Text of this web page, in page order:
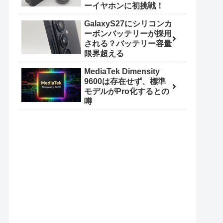
ーイヤホンに初挑戦！
GalaxyS27にシリコンカ
ーボンバッテリーが採用
される？バッテリー容量
限界超える
MediaTek Dimensity
9600は存在せず、標準
モデルがPro化するとの
噂